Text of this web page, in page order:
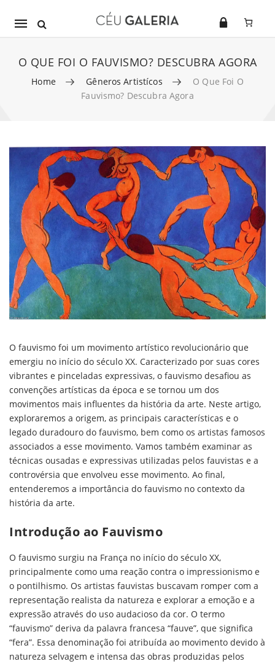
Mobile
O QUE FOI O FAUVISMO? DESCUBRA AGORA
Home Gêneros Artistícos
O Que Foi O
Fauvismo? Descubra Agora
Skip to content
O fauvismo foi um movimento artístico revolucionário que
emergiu no início do século XX. Caracterizado por suas cores
vibrantes e pinceladas expressivas, o fauvismo desafiou as
convenções artísticas da época e se tornou um dos
movimentos mais influentes da história da arte. Neste artigo,
exploraremos a origem, as principais características e o
legado duradouro do fauvismo, bem como os artistas famosos
associados a esse movimento. Vamos também examinar as
técnicas ousadas e expressivas utilizadas pelos fauvistas e a
controvérsia que envolveu esse movimento. Ao final,
entenderemos a importância do fauvismo no contexto da
história da arte.
Introdução ao Fauvismo
O fauvismo surgiu na França no início do século XX,
principalmente como uma reação contra o impressionismo e
o pontilhismo. Os artistas fauvistas buscavam romper com a
representação realista da natureza e explorar a emoção e a
expressão através do uso audacioso da cor. O termo
“fauvismo” deriva da palavra francesa “fauve”, que significa
“fera”. Essa denominação foi atribuída ao movimento devido à
natureza selvagem e intensa das obras produzidas pelos